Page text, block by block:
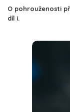
O pohrouženosti
díl i.